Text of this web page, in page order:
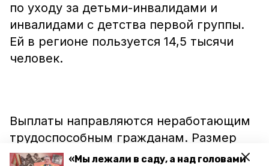
«Мы лежали в саду, а над головами
по уходу за детьми-инвалидами и
инвалидами с детства первой группы.
Ей в регионе пользуется 14,5 тысячи
человек.
Выплаты направляются неработающим
трудоспособным гражданам. Размер
пособия на сегодняшний день